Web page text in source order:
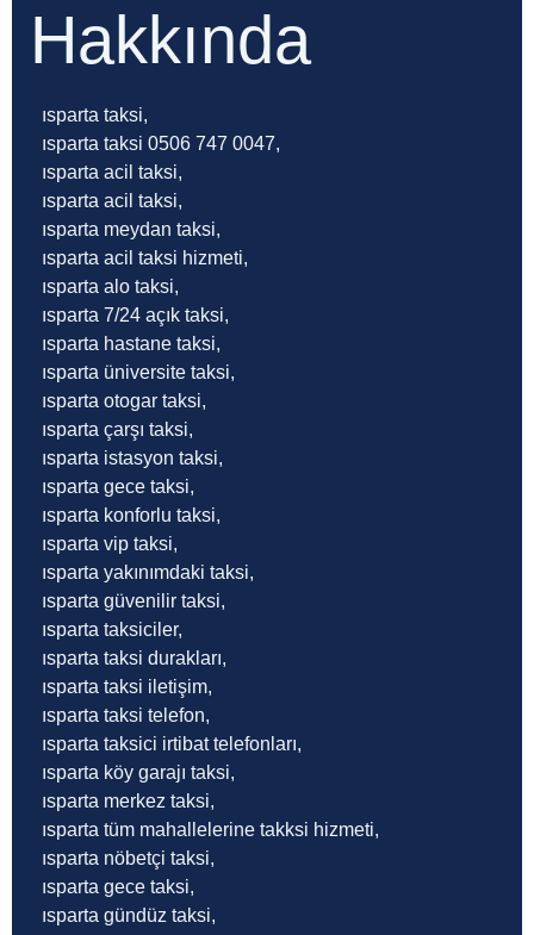
Hakkında
ısparta taksi,
ısparta taksi 0506 747 0047,
ısparta acil taksi,
ısparta acil taksi,
ısparta meydan taksi,
ısparta acil taksi hizmeti,
ısparta alo taksi,
ısparta 7/24 açık taksi,
ısparta hastane taksi,
ısparta üniversite taksi,
ısparta otogar taksi,
ısparta çarşı taksi,
ısparta istasyon taksi,
ısparta gece taksi,
ısparta konforlu taksi,
ısparta vip taksi,
ısparta yakınımdaki taksi,
ısparta güvenilir taksi,
ısparta taksiciler,
ısparta taksi durakları,
ısparta taksi iletişim,
ısparta taksi telefon,
ısparta taksici irtibat telefonları,
ısparta köy garajı taksi,
ısparta merkez taksi,
ısparta tüm mahallelerine takksi hizmeti,
ısparta nöbetçi taksi,
ısparta gece taksi,
ısparta gündüz taksi,